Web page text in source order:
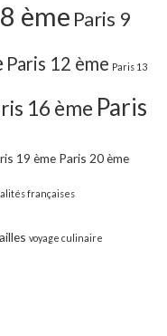
ème Paris 9
Paris 12 ème Paris 13
16 ème Paris
19 ème Paris 20 ème
françaises
voyage culinaire